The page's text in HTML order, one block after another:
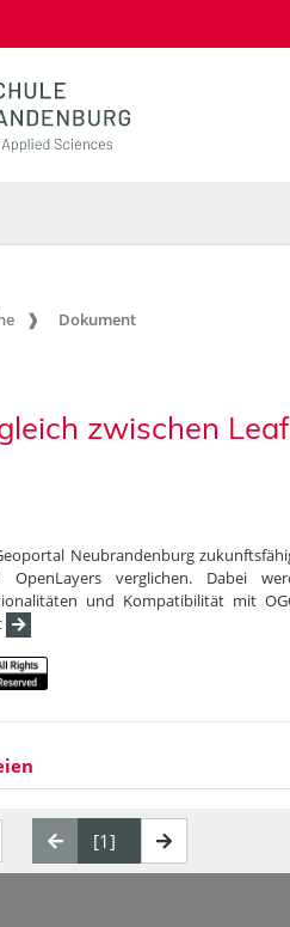
Dokument
zwischen
Neubrandenburg
OpenLayers verglichen. Dabei
und Kompatibilität mit